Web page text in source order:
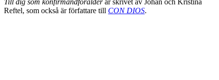
Reftel, som också är författare till CON DIOS.